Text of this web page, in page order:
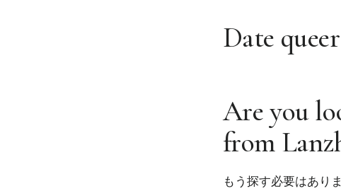
Date
Are you
from
もう探す必要はあり